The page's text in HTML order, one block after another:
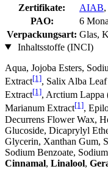
Zertifikate:
AIAB,
PAO:
6
Verpackungsart: Glas,
Inhaltsstoffe (INCI)
Aqua, Jojoba Esters,
Extract[1], Salix Alba
Extract[1], Arctium Lappa
Marianum Extract[1],
Decurrens Flower Wax,
Glucoside, Dicaprylyl
Glycerin, Xanthan Gum,
Sodium Benzoate,
Cinnamal, Linalool,